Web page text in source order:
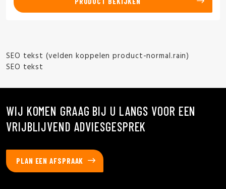
SEO tekst (velden koppelen product-normal.rain)
SEO tekst
WIJ KOMEN GRAAG BIJ U LANGS VOOR EEN
VRIJBLIJVEND ADVIESGESPREK
PLAN EEN AFSPRAAK